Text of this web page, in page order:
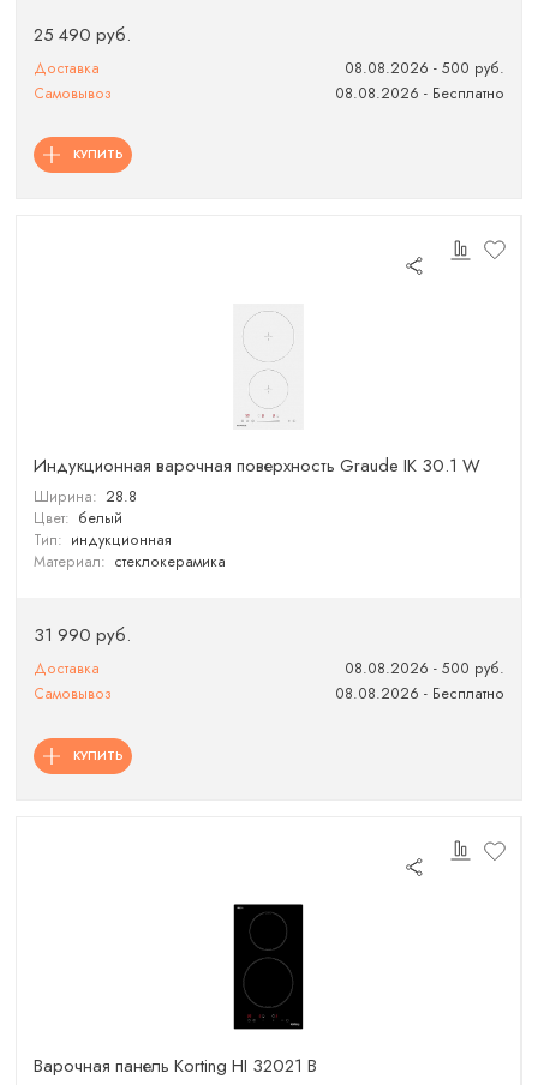
25 490 руб.
Доставка
08.08.2026 - 500 руб.
Самовывоз
08.08.2026 - Бесплатно
КУПИТЬ
Индукционная варочная поверхность Graude IK 30.1 W
Ширина: 28.8
Цвет: белый
Тип: индукционная
Материал: стеклокерамика
31 990 руб.
Доставка
08.08.2026 - 500 руб.
Самовывоз
08.08.2026 - Бесплатно
КУПИТЬ
Варочная панель Korting HI 32021 B